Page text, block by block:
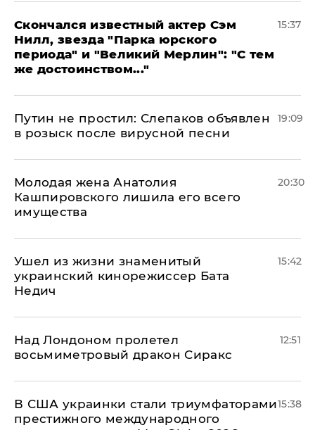
Скончался известный актер Сэм
Нилл, звезда "Парка юрского
периода" и "Великий Мерлин": "С тем
же достоинством..."
15:37
Путин не простил: Слепаков объявлен
в розыск после вирусной песни
19:09
Молодая жена Анатолия
Кашпировского лишила его всего
имущества
20:30
Ушел из жизни знаменитый
украинский кинорежиссер Бата
Недич
15:42
Над Лондоном пролетел
восьмиметровый дракон Сиракс
12:51
В США украинки стали триумфаторами
престижного международного
15:38